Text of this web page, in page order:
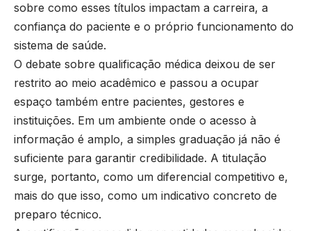
sobre como esses títulos impactam a carreira, a
confiança do paciente e o próprio funcionamento do
sistema de saúde.
O debate sobre qualificação médica deixou de ser
restrito ao meio acadêmico e passou a ocupar
espaço também entre pacientes, gestores e
instituições. Em um ambiente onde o acesso à
informação é amplo, a simples graduação já não é
suficiente para garantir credibilidade. A titulação
surge, portanto, como um diferencial competitivo e,
mais do que isso, como um indicativo concreto de
preparo técnico.